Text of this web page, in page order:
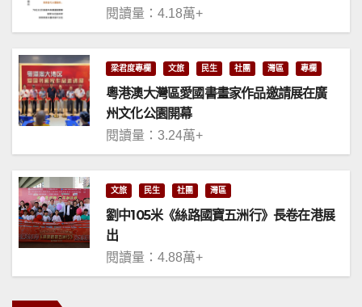
閱讀量：4.18萬+
梁君度專欄 文旅 民生 社團 灣區 專欄
粵港澳大灣區愛國書畫家作品邀請展在廣
州文化公園開幕
閱讀量：3.24萬+
文旅 民生 社團 灣區
劉中105米《絲路國寶五洲行》長卷在港展
出
閱讀量：4.88萬+